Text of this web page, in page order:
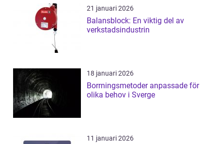
21 januari 2026
Balansblock: En viktig del av
verkstadsindustrin
18 januari 2026
Borrningsmetoder anpassade för
olika behov i Sverge
11 januari 2026